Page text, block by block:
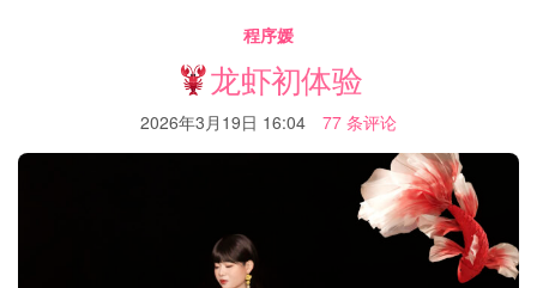
程序媛
龙虾初体验
2026年3月19日 16:04 77 条评论